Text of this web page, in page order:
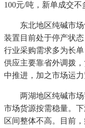
100元/吨，新单成交不
东北地区纯碱市场
装置目前处于停产状
行业采购需求多为长
供应主要靠省外调拨
中推进，加之市场运
两湖地区纯碱市场
市场货源按需稳量。
区间整体不高。目前